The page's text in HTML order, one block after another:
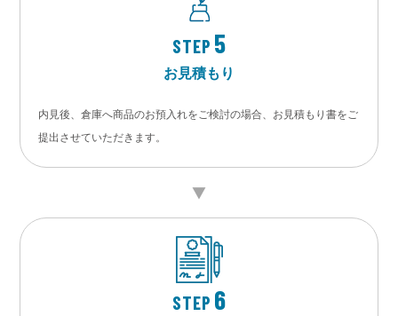
STEP 5
お見積もり
内見後、倉庫へ商品のお預入れをご検討の場合、お見積もり書をご
提出させていただきます。
STEP 6